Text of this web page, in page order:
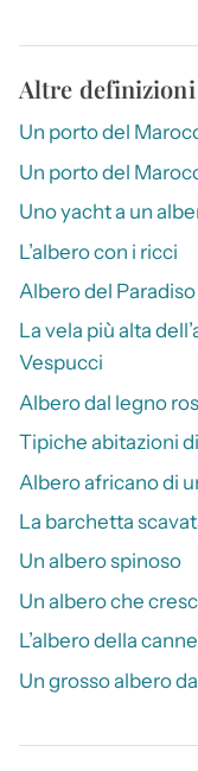
Altre
Un porto del
Un porto del
Uno yacht a un
L’albero con i ricci
Albero del
La vela più alta
Vespucci
Albero dal legno
Tipiche abitazioni
Albero africano di
La barchetta
Un albero spinoso
Un albero che
L’albero della
Un grosso albero